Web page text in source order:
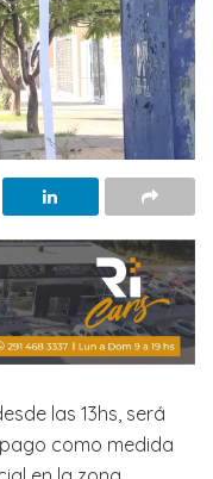
las 13hs, será
como medida